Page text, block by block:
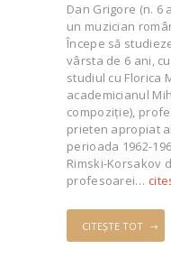
Dan Grigore (n. 6
un muzician
Începe să
vârsta de 6 ani,
studiul cu Florica
academicianul
compoziţie),
prieten apropiat
perioada 1962-
Rimski-Korsakov
profesoarei…
CITEȘTE TOT